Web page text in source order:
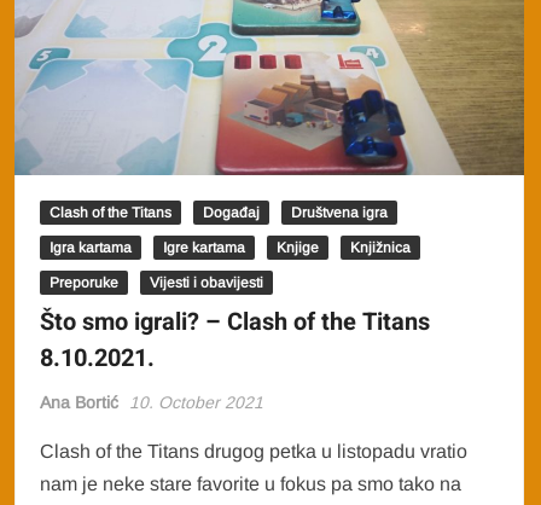
Clash of the Titans Događaj Društvena igra
Igra kartama Igre kartama Knjige Knjižnica
Preporuke Vijesti i obavijesti
Što smo igrali? – Clash of the Titans
8.10.2021.
Ana Bortić 10. October 2021
Clash of the Titans drugog petka u listopadu vratio
nam je neke stare favorite u fokus pa smo tako na